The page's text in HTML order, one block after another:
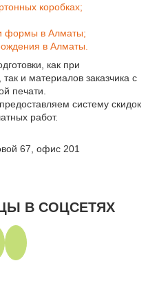
коробках;
формы в Алматы;
в Алматы.
как при
и материалов заказчика с
печати.
систему скидок
работ.
67, офис 201
В СОЦСЕТЯХ